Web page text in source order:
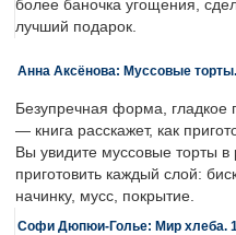
более баночка угощения,
лучший подарок.
Анна Аксёнова: Муссовые торты.
Безупречная форма, гладкое
— книга расскажет, как
Вы увидите муссовые торты в
приготовить каждый слой:
начинку, мусс, покрытие.
Софи Дюпюи-Голье: Мир хлеба.